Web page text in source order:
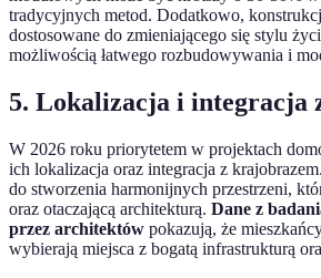
tradycyjnych metod. Dodatkowo,
dostosowane do zmieniającego się stylu
możliwością łatwego rozbudowywania i
5. Lokalizacja i integracja
W 2026 roku priorytetem w projektach
ich lokalizacja oraz integracja z
do stworzenia harmonijnych przestrzeni,
oraz otaczającą architekturą. Dane z
przez architektów pokazują, że
wybierają miejsca z bogatą infrastrukturą